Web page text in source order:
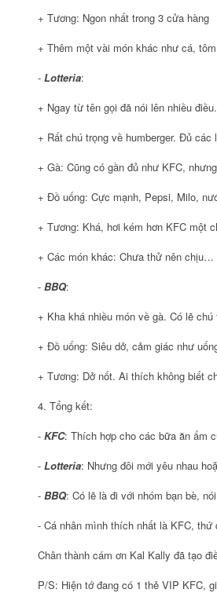
+ Tương: Ngon nhất trong 3 cửa hàng
+ Thêm một vài món khác như cá,
- Lotteria:
+ Ngay từ tên gọi đã nói lên nhiều
+ Rất chú trọng về humberger. Đủ
+ Gà: Cũng có gần đủ như KFC,
+ Đồ uống: Cực mạnh, Pepsi, Milo,
+ Tương: Khá, hơi kém hơn KFC một
+ Các món khác: Chưa thử nên chịu…
- BBQ:
+ Kha khá nhiều món về gà. Có lẽ
+ Đồ uống: Siêu dở, cảm giác như
+ Tương: Dở nốt. Ai thích không biết
4. Tổng kết:
- KFC: Thích hợp cho các bữa ăn ấm
- Lotteria: Nhưng đôi mới yêu nhau
- BBQ: Có lẽ là đi với nhóm bạn bè,
- Cá nhân mình thích nhất là KFC,
Chân thành cám ơn Kal Kally đã tạo
P/S: Hiện tớ đang có 1 thẻ VIP KFC,